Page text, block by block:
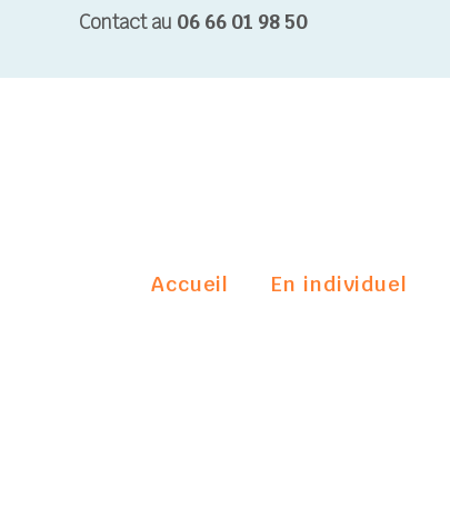
Contact au 06 66 01 98 50
Accueil En individuel